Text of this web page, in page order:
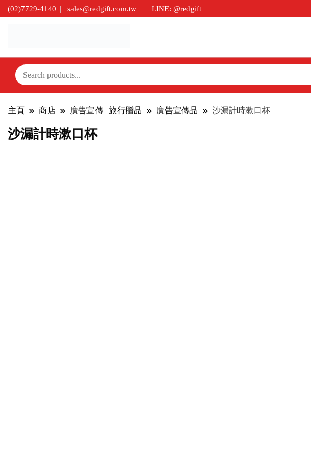
(02)7729-4140 sales@redgift.com.tw LINE: @redgift
主頁 商店 廣告宣傳 | 旅行贈品 廣告宣傳品 沙漏計時漱口杯
沙漏計時漱口杯